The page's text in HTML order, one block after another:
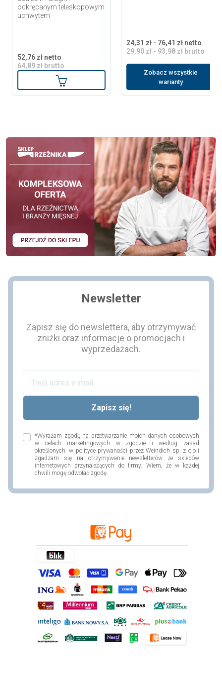
odkręcanym teleskopowym
uchwytem
52,76 zł netto
64,89 zł brutto
Dodaj do koszyka
24,31 zł - 76,41 zł netto
29,90 zł - 93,98 zł brutto
Zobacz wszystkie
warianty
Newsletter
Zapisz się do newslettera, aby otrzymywać
zniżki oraz informacje o promocjach i
wyprzedażach.
*Wyrażam zgodę na przetwarzanie moich danych osobowych
w celach marketingowych w zgodzie i według zasad
określonych w polityce prywaności przez Weindich sp. z o.o i
zgadzam się na otrzymywanie newsletterów ze sklepów
internetowych przynależących do firmy. Wiem, że w każdej
chwili mogę odwołać zgodę.